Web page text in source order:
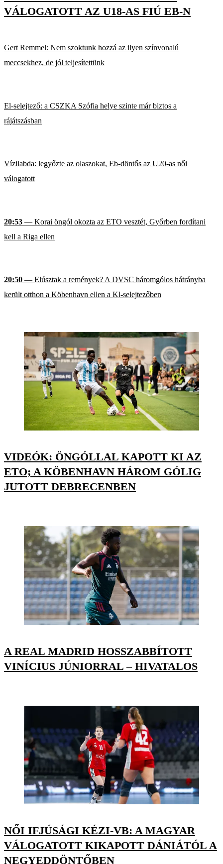
VÁLOGATOTT AZ U18-AS FIÚ EB-N
Gert Remmel: Nem szoktunk hozzá az ilyen színvonalú
meccsekhez, de jól teljesítettünk
El-selejtező: a CSZKA Szófia helye szinte már biztos a
rájátszásban
Vízilabda: legyőzte az olaszokat, Eb-döntős az U20-as női
válogatott
20:53 — Korai öngól okozta az ETO vesztét, Győrben fordítani
kell a Riga ellen
20:50 — Elúsztak a remények? A DVSC háromgólos hátrányba
került otthon a Köbenhavn ellen a Kl-selejtezőben
VIDEÓK: ÖNGÓLLAL KAPOTT KI AZ
ETO; A KÖBENHAVN HÁROM GÓLIG
JUTOTT DEBRECENBEN
A REAL MADRID HOSSZABBÍTOTT
VINÍCIUS JÚNIORRAL – HIVATALOS
NŐI IFJÚSÁGI KÉZI-VB: A MAGYAR
VÁLOGATOTT KIKAPOTT DÁNIÁTÓL A
NEGYEDDÖNTŐBEN